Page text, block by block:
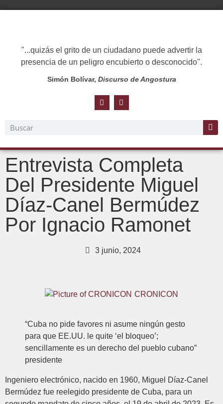
"...quizás el grito de un ciudadano puede advertir la
presencia de un peligro encubierto o desconocido".
Simón Bolívar, Discurso de Angostura
Entrevista Completa
Del Presidente Miguel
Díaz-Canel Bermúdez
Por Ignacio Ramonet
3 junio, 2024
CRONICON
“Cuba no pide favores ni asume ningún gesto
para que EE.UU. le quite ‘el bloqueo’;
sencillamente es un derecho del pueblo cubano”
presidente
Ingeniero electrónico, nacido en 1960, Miguel Díaz-Canel
Bermúdez fue reelegido presidente de Cuba, para un